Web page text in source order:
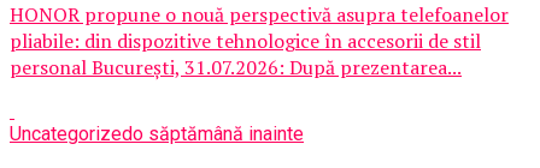
HONOR propune o nouă perspectivă asupra telefoanelor
pliabile: din dispozitive tehnologice în accesorii de stil
personal București, 31.07.2026: După prezentarea...
Uncategorizedo săptămână inainte